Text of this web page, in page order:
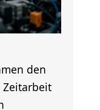
den
Zeitarbeit